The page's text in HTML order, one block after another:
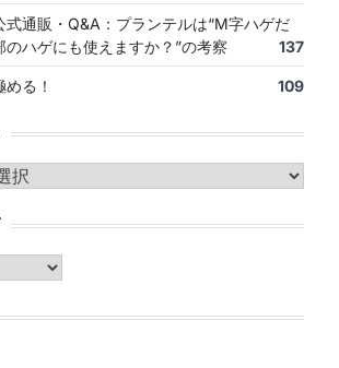
式通販・Q&A：プランテルは“M字ハゲだ
のハゲにも使えますか？”の考察
137
る！ 109